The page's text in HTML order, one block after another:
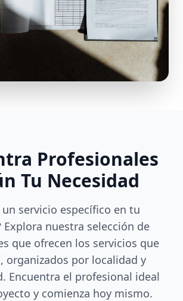
Profesionales
Tu Necesidad
un servicio específico en tu
Explora nuestra selección de
que ofrecen los servicios que
organizados por localidad y
Encuentra el profesional ideal
y comienza hoy mismo.